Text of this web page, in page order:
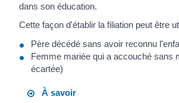
dans son éducation.
Cette façon d'établir la filiation peut être
Père décédé sans avoir reconnu
Femme mariée qui a accouché sans
écartée)
À savoir